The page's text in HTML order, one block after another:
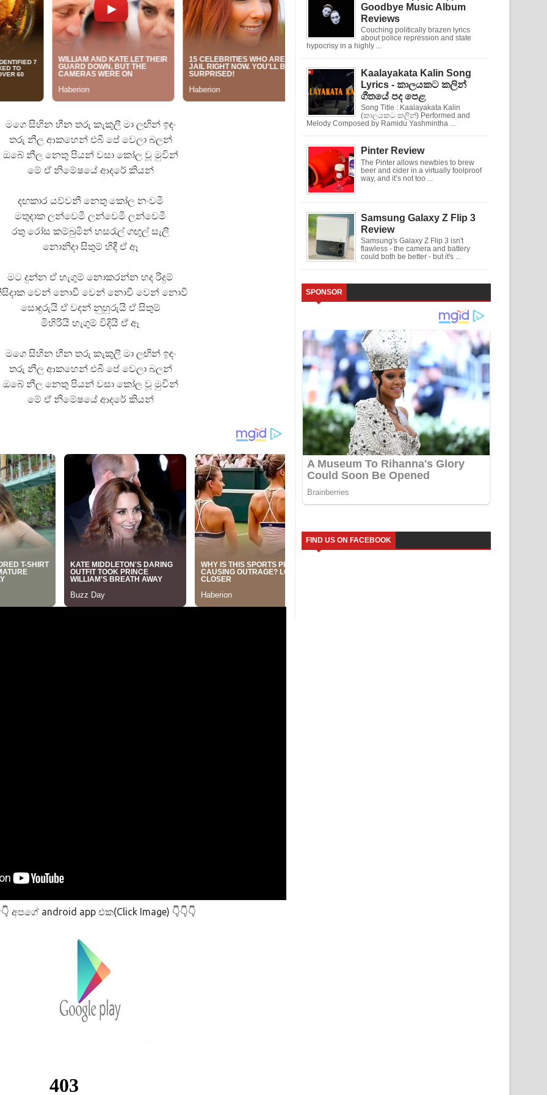
පද පෙළ
පද පෙළ
මගෙ සිහින හීන තරු කැකුලී මා ලඟින් ඉඳං
තරු නීල ආකහෙන් එබී පේ වෙලා බලන්
ඔබේ නීල නෙතු පියන් වසා කෝල වූ මුවින්
මේ ඒ නිමේෂයේ ආදරේ කියන්
දඟකාර යව්වනී නෙතු කෝල නංවමී
මතුදාක ලන්වෙමී ලන්වෙමී ලන්වෙමී
රතු රෝස කම්බුමින් හසරැල් ගඟුල් සැලී
නොනිදා සිතුම් හිදී ඒ ඈ
මට දුන්න ඒ හැගුම් නොකරන්න හද රිදුම්
වෙන් නොවී වෙන් නොවී වෙන් නොවී
සොඳුරුයි ඒ වදන් නුහුරුයි ඒ සිතුම්
මිහිරියි හැගුම් විදියි ඒ ඈ
මගෙ සිහින හීන තරු කැකුලී මා ලඟින් ඉඳං
තරු නීල ආකහෙන් එබී පේ වෙලා බලන්
ඔබේ නීල නෙතු පියන් වසා කෝල වූ මුවින්
මේ ඒ නිමේෂයේ ආදරේ කියන්
අපගේ android app එක(Click Image) 👇👇👇
Goodbye Music Album
Reviews
Couching politically brazen lyrics
about police repression and state
hypocrisy in a highly ...
Kaalayakata Kalin Song
Lyrics - කාලයකට කලින්
ගීතයේ පද පෙළ
Song Title : Kaalayakata Kalin
(කාලයකට කලින්) Performed and
Melody Composed by Ramidu Yashmintha ...
Pinter Review
The Pinter allows newbies to brew
beer and cider in a virtually foolproof
way, and it’s not too ...
Samsung Galaxy Z Flip 3
Review
Samsung's Galaxy Z Flip 3 isn't
flawless - the camera and battery
could both be better - but it's ...
SPONSOR
FIND US ON FACEBOOK